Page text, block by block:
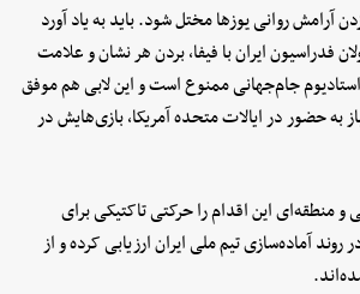
آرامش روانی یوزها مختل شود. باید به یاد آورد
فدراسیون ایران با فیفا، بردن هر نشان و علامت
جام‌جهانی ممنوع است و این لابی هم موفق
به حضور در ایالات متحده آمریکا، بازی‌هایش در
و منطقه‌ای این اقدام را حرکتی تاکتیکی برای
روند آماده‌سازی تیم ملی ایران ارزیابی کرده و از